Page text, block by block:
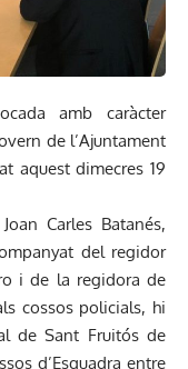
amb caràcter
de l’Ajuntament
aquest dimecres 19
Carles Batanés,
del regidor
i de la regidora de
cossos policials, hi
de Sant Fruitós de
d’Esquadra entre